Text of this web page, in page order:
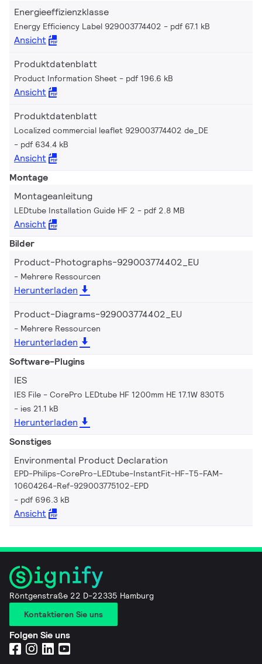
Energieeffizienzklasse
Energy Efficiency Label 929003774402 pdf 67.1 kB
Ansicht
Produktdatenblatt
Product Information Sheet pdf 196.6 kB
Ansicht
Produktdatenblatt
Localized commercial leaflet 929003774402 de_DE
pdf 634.4 kB
Ansicht
Montage
Montageanleitung
LEDtube Installation Guide HF 2 pdf 2.8 MB
Ansicht
Bilder
Product-Photographs-929003774402_EU
Mehrere Ressourcen
Herunterladen
Product-Diagrams-929003774402_EU
Mehrere Ressourcen
Herunterladen
Software-Plugins
IES
IES File - CorePro LEDtube HF 1200mm HE 17.1W 830T5
ies 21.1 kB
Herunterladen
Sonstiges
Environmental Product Declaration
EPD-Philips-CorePro-LEDtube-InstantFit-HF-T5-FAM-
10604264-Ref-929003775102-EPD
pdf 696.3 kB
Ansicht
Röntgenstraße 22 D-22335 Hamburg
Kontaktieren Sie uns
Folgen Sie uns